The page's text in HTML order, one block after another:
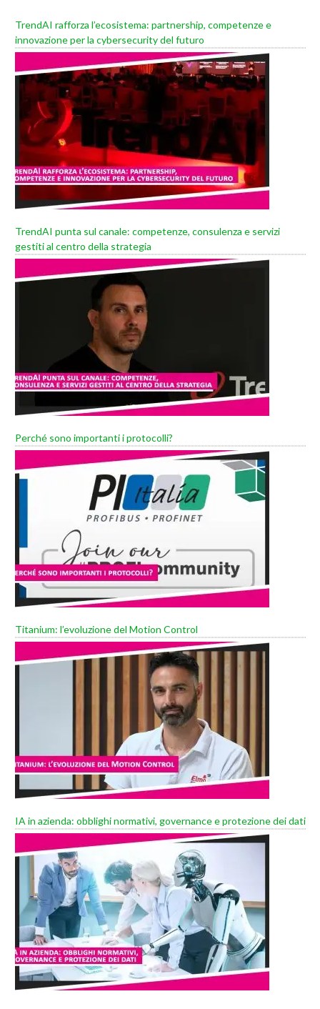
TrendAI rafforza l’ecosistema: partnership, competenze e
innovazione per la cybersecurity del futuro
TrendAI punta sul canale: competenze, consulenza e servizi
gestiti al centro della strategia
Perché sono importanti i protocolli?
Titanium: l’evoluzione del Motion Control
IA in azienda: obblighi normativi, governance e protezione dei dati